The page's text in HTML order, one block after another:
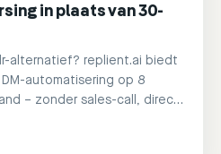
in plaats van 30-
alternatief? replient.ai biedt
automatisering op 8
– zonder sales-call, direct